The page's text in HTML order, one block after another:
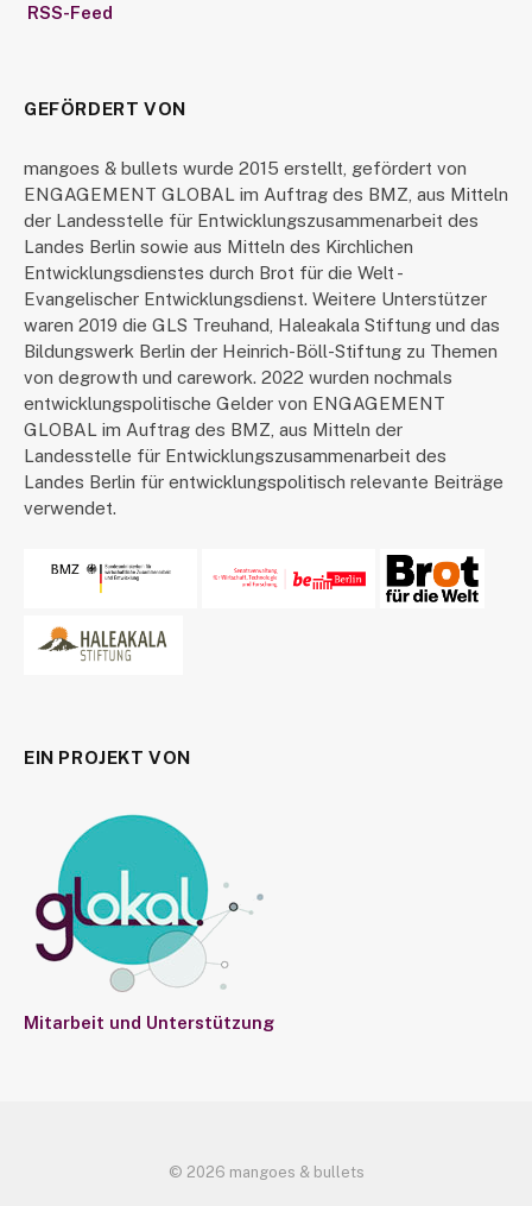
RSS-Feed
GEFÖRDERT VON
mangoes & bullets wurde 2015 erstellt, gefördert von
ENGAGEMENT GLOBAL im Auftrag des BMZ, aus Mitteln
der Landesstelle für Entwicklungszusammenarbeit des
Landes Berlin sowie aus Mitteln des Kirchlichen
Entwicklungsdienstes durch Brot für die Welt -
Evangelischer Entwicklungsdienst. Weitere Unterstützer
waren 2019 die GLS Treuhand, Haleakala Stiftung und das
Bildungswerk Berlin der Heinrich-Böll-Stiftung zu Themen
von degrowth und carework. 2022 wurden nochmals
entwicklungspolitische Gelder von ENGAGEMENT
GLOBAL im Auftrag des BMZ, aus Mitteln der
Landesstelle für Entwicklungszusammenarbeit des
Landes Berlin für entwicklungspolitisch relevante Beiträge
verwendet.
EIN PROJEKT VON
Mitarbeit und Unterstützung
© 2026 mangoes & bullets